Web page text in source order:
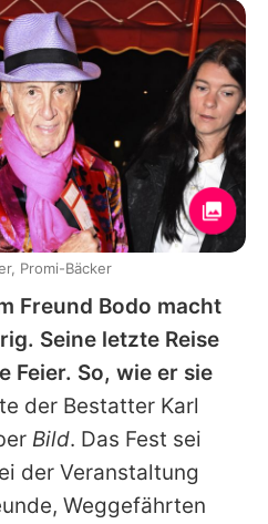
Freund Bodo macht
Seine letzte Reise
Feier. So, wie er sie
der Bestatter Karl
Bild. Das Fest sei
der Veranstaltung
Weggefährten
Promi-Bäcker